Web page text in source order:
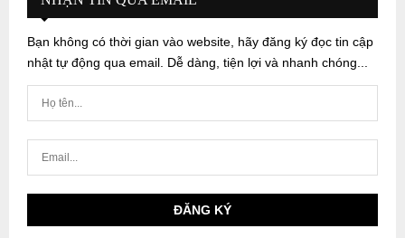
Bạn không có thời gian vào website, hãy đăng ký đọc tin cập
nhật tự động qua email. Dễ dàng, tiện lợi và nhanh chóng...